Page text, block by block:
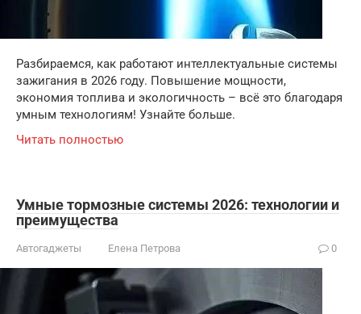
Разбираемся, как работают интеллектуальные системы
зажигания в 2026 году. Повышение мощности,
экономия топлива и экологичность – всё это благодаря
умным технологиям! Узнайте больше.
Читать полностью
Умные тормозные системы 2026: технологии и
преимущества
Автогаджеты Елена Петрова 0